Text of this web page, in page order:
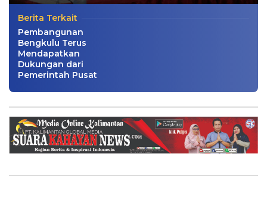
Berita Terkait
Pembangunan
Bengkulu Terus
Mendapatkan
Dukungan dari
Pemerintah Pusat